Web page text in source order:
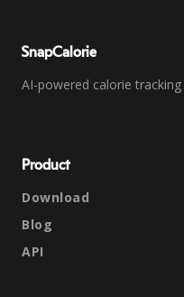
SnapCalorie
AI-powered calorie
Product
Download
Blog
API